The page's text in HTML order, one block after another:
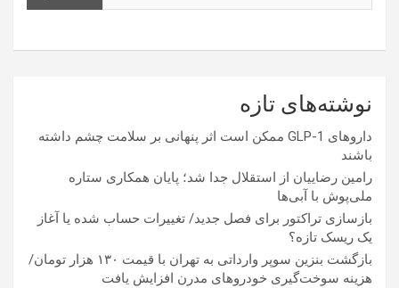
نوشته‌های تازه
داروهای GLP-1 ممکن است اثر پنهانی بر سلامت چشم داشته
باشند
رامین رضاییان از استقلال جدا شد؛ پایان همکاری ستاره
ملی‌پوش با آبی‌ها
بازسازی تراکتور برای فصل جدید/ تغییرات حساب شده یا آغاز
یک ریسک تازه؟
بازگشت بنزین سوپر وارداتی به تهران با قیمت ۱۳۰ هزار تومان/
هزینه سوخت‌گیری خودرو‌های مدرن افزایش یافت